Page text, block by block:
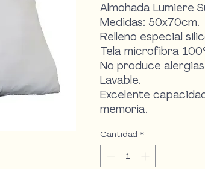
Almohada Lumiere
Medidas: 50x70cm.
Relleno especial
Tela microfibra
No produce
Lavable.
Excelente
memoria.
Cantidad *